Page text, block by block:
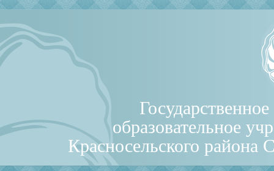
образовательное
Красносельского